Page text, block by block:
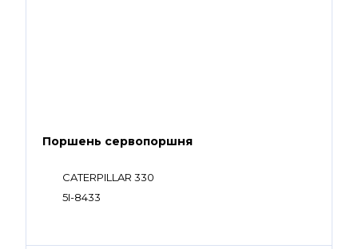
Поршень сервопоршня
CATERPILLAR 330
5I-8433